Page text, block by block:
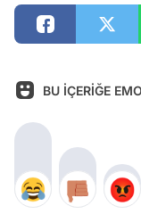
BU İÇERİĞE